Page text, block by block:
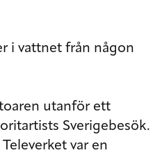
i vattnet från någon
utanför ett
Sverigebesök.
var en